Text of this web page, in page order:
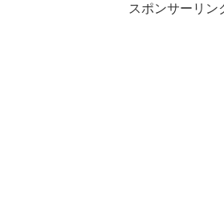
スポンサーリン